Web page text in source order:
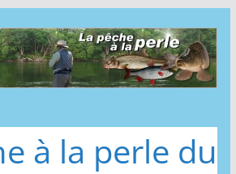
à la perle du